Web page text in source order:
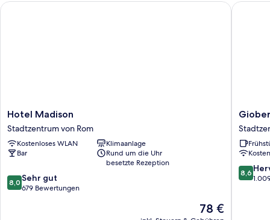
Hotel
Madison
Stadtzentrum
von
Rom
Hotel Madison
Stadtzentrum von Rom
Kostenloses WLAN
Klimaanlage
Bar
Rund um die Uhr
besetzte Rezeption
8.0
von
8,0 Sehr gut
679 Bewertungen
Der
Preis
78 €
Hotel Madison
Gioberti
Art
Hotel
von
Rom
8.6
von
8,6